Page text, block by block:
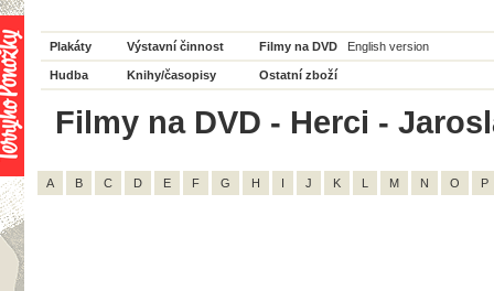
Plakáty Výstavní činnost Filmy na DVD English version
Hudba Knihy/časopisy Ostatní zboží
Filmy na DVD - Herci -
A B C D E F G H I J K L M N O P